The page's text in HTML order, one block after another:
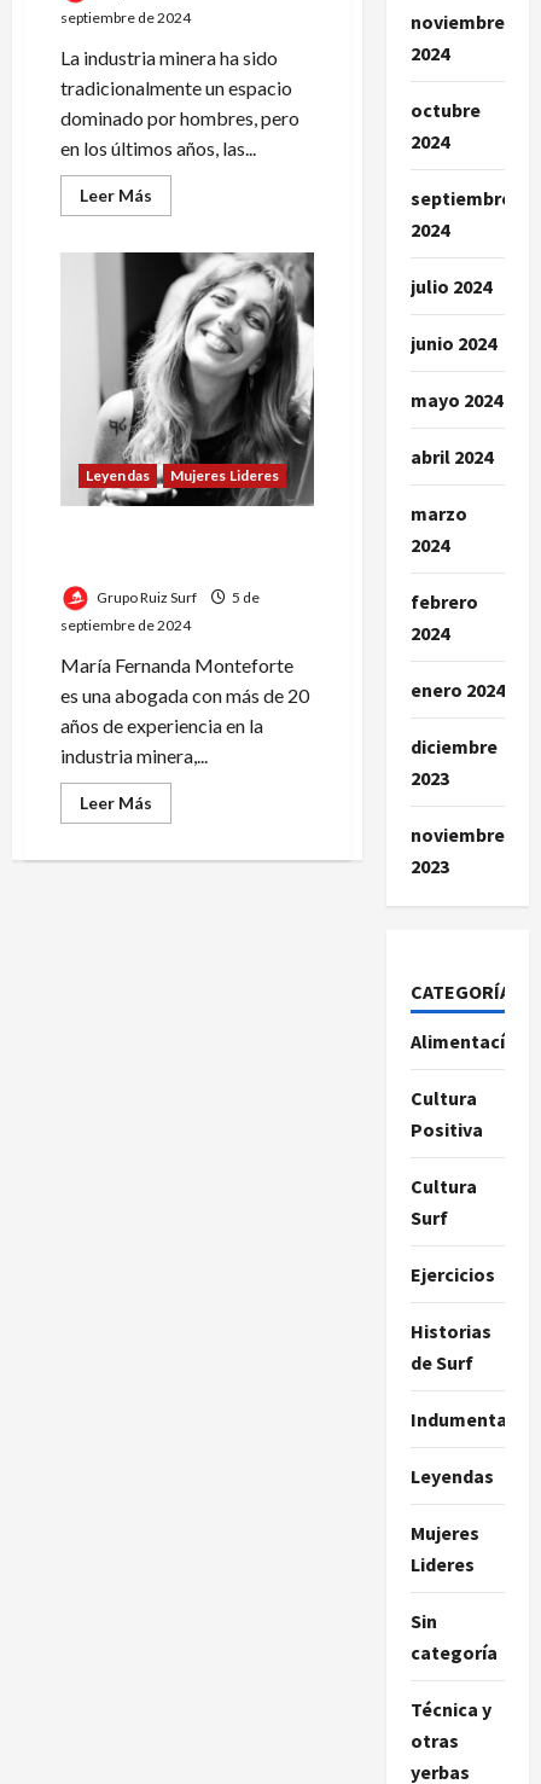
septiembre de 2024
La industria minera ha sido
tradicionalmente un espacio
dominado por hombres, pero
en los últimos años, las...
Leer Más
más
Maria
Fernanda
Monteforte:»
Las
mujeres
tienen
un
papel
clave
en
la
transformación
del
sector
minero»
Leyendas Mujeres Lideres
Grupo Ruiz Surf
5 de
septiembre de 2024
María Fernanda Monteforte
es una abogada con más de 20
años de experiencia en la
industria minera,...
Leer Más
más
¿Quién
noviembre
2024
octubre
2024
septiembre
2024
julio 2024
junio 2024
mayo 2024
abril 2024
marzo
2024
febrero
2024
enero 2024
diciembre
2023
noviembre
2023
CATEGORÍAS
Alimentacíon
Cultura
Positiva
Cultura
Surf
Ejercicios
Historias
de Surf
Indumentaria
Leyendas
Mujeres
Lideres
Sin
categoría
Técnica y
otras
yerbas